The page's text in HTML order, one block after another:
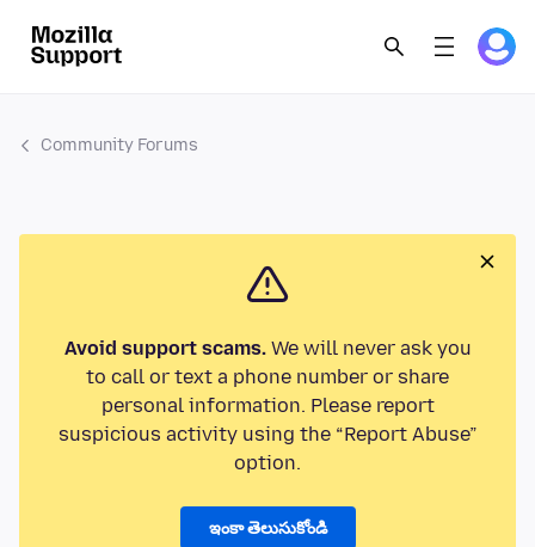
Community Forums
Avoid support scams.We will never ask you
to call or text a phone number or share
personal information. Please report
suspicious activity using the “Report Abuse”
option.
ఇంకా తెలుసుకోండి